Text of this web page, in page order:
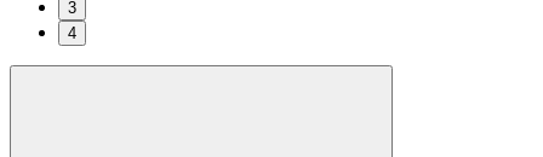
3
4